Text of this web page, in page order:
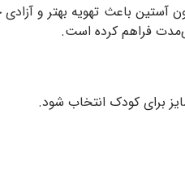
آستین باعث تهویه بهتر و
فراهم کرده است.
برای کودک انتخاب شود.